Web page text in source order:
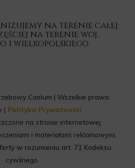
na terenie całej
na terenie woj.
i wielkopolskiego
Caelum | Wszelkie prawa
| Polityka Prywatności
na stronie internetowej
i materiałami reklamowymi,
w rozumieniu art. 71 Kodeksu
cywilnego.